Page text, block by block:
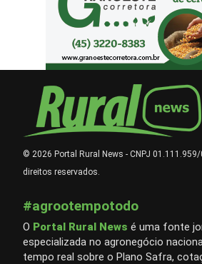
© 2026 Portal Rural News - CNPJ
direitos reservados.
#agrootempotodo
O Portal Rural News é uma fonte
especializada no agronegócio
tempo real sobre o Plano Safra,